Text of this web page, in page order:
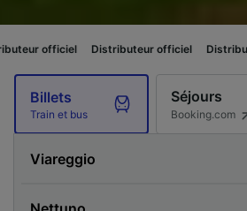
Distributeur officiel Distributeur officiel
Billets
Train et bus
Séjours
Booking.com